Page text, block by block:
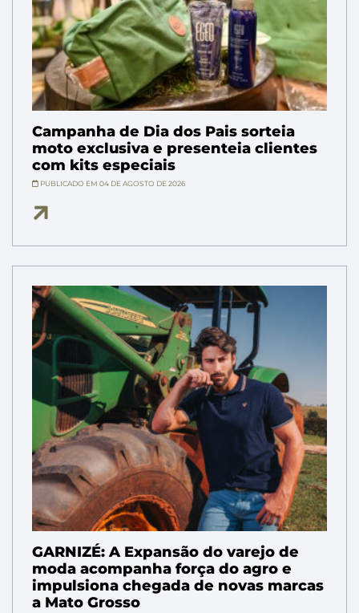
Campanha de Dia dos Pais sorteia
moto exclusiva e presenteia clientes
com kits especiais
PUBLICADO EM 04 DE AGOSTO DE 2026
GARNIZÉ: A Expansão do varejo de
moda acompanha força do agro e
impulsiona chegada de novas marcas
a Mato Grosso